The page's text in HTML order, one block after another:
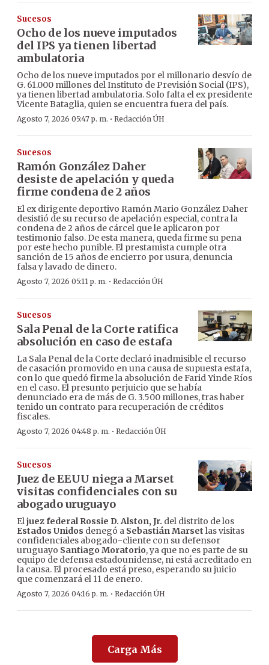
Sucesos
Ocho de los nueve imputados
del IPS ya tienen libertad
ambulatoria
Ocho de los nueve imputados por el millonario desvío de
G. 61.000 millones del Instituto de Previsión Social (IPS),
ya tienen libertad ambulatoria. Solo falta el ex presidente
Vicente Bataglia, quien se encuentra fuera del país.
Agosto 7, 2026 05:47 p. m. · Redacción ÚH
Sucesos
Ramón González Daher
desiste de apelación y queda
firme condena de 2 años
El ex dirigente deportivo Ramón Mario González Daher
desistió de su recurso de apelación especial, contra la
condena de 2 años de cárcel que le aplicaron por
testimonio falso. De esta manera, queda firme su pena
por este hecho punible. El prestamista cumple otra
sanción de 15 años de encierro por usura, denuncia
falsa y lavado de dinero.
Agosto 7, 2026 05:11 p. m. · Redacción ÚH
Sucesos
Sala Penal de la Corte ratifica
absolución en caso de estafa
La Sala Penal de la Corte declaró inadmisible el recurso
de casación promovido en una causa de supuesta estafa,
con lo que quedó firme la absolución de Farid Yinde Ríos
en el caso. El presunto perjuicio que se había
denunciado era de más de G. 3.500 millones, tras haber
tenido un contrato para recuperación de créditos
fiscales.
Agosto 7, 2026 04:48 p. m. · Redacción ÚH
Sucesos
Juez de EEUU niega a Marset
visitas confidenciales con su
abogado uruguayo
Eljuez federal Rossie D. Alston, Jr. del distrito de los
Estados Unidos denegó a Sebastián Marset las visitas
confidenciales abogado-cliente con su defensor
uruguayo Santiago Moratorio, ya que no es parte de su
equipo de defensa estadounidense, ni está acreditado en
la causa. El procesado está preso, esperando su juicio
que comenzará el 11 de enero.
Agosto 7, 2026 04:16 p. m. · Redacción ÚH
Carga Más